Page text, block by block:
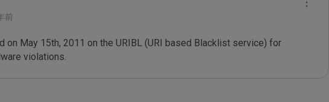
前
on May 15th, 2011 on the URIBL (URI based Blacklist service) for